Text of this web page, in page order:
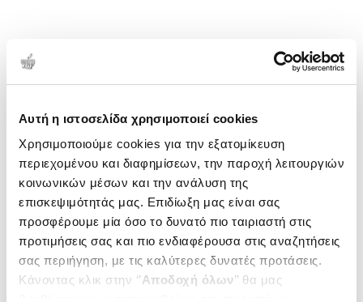
Αυτή η ιστοσελίδα χρησιμοποιεί cookies
Χρησιμοποιούμε cookies για την εξατομίκευση
περιεχομένου και διαφημίσεων, την παροχή λειτουργιών
κοινωνικών μέσων και την ανάλυση της
επισκεψιμότητάς μας. Επιδίωξη μας είναι σας
προσφέρουμε μία όσο το δυνατό πιο ταιριαστή στις
προτιμήσεις σας και πιο ενδιαφέρουσα στις αναζητήσεις
σας περιήγηση, με τις καλύτερες δυνατές προτάσεις.
Κάνοντας κλικ στην ‘’Αποδοχή όλων’’ θα μας